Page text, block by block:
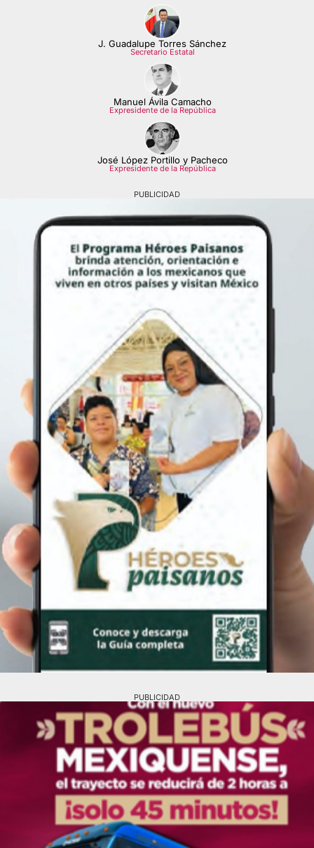
J. Guadalupe Torres Sánchez
Secretario Estatal
Manuel Ávila Camacho
Expresidente de la República
José López Portillo y Pacheco
Expresidente de la República
PUBLICIDAD
PUBLICIDAD